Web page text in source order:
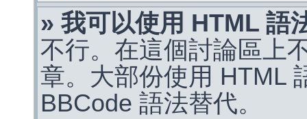
» 我可以使用 HTML 語
不行。在這個討論區上
章。大部份使用 HTML
BBCode 語法替代。